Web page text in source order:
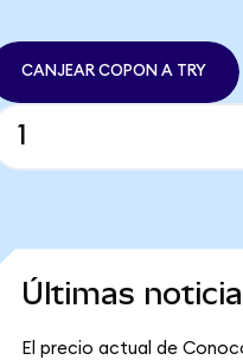
CANJEAR COPON A TRY
Últimas
El precio actual de